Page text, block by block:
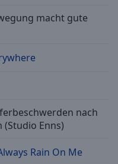
macht gute
nach
Enns)
Rain On Me